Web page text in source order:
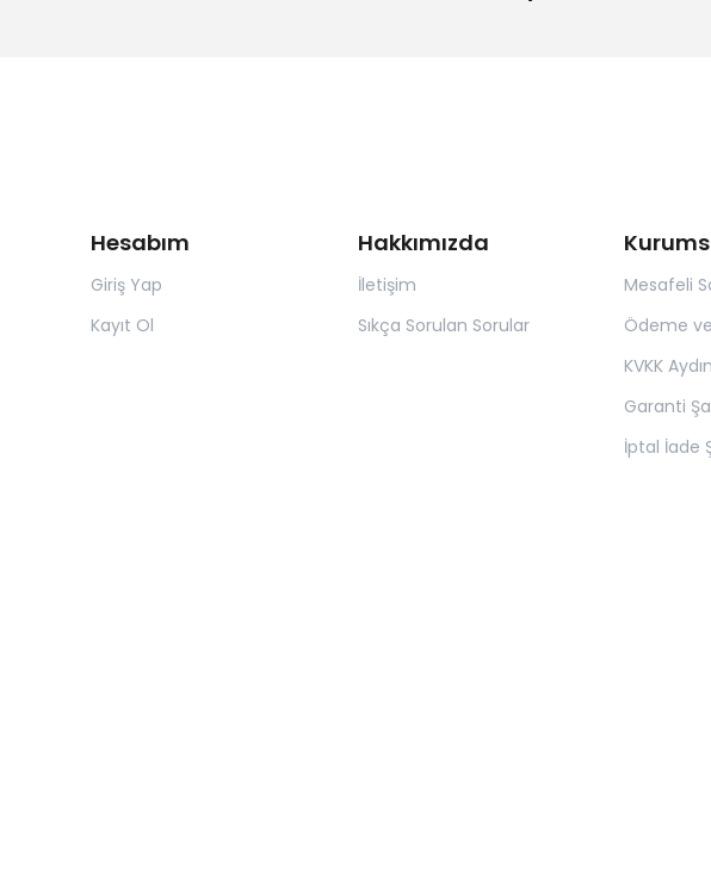
Hesabım
Giriş Yap
Kayıt Ol
Hakkımızda
İletişim
Sıkça Sorulan Sorular
Mesafeli
Ödeme
KVKK
Garanti
İptal İade